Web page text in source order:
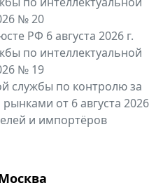
№ 20
РФ 6 августа 2026 г.
по интеллектуальной
№ 19
службы по контролю за
от 6 августа 2026
и импортёров